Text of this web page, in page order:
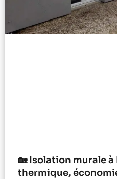
🏡 Isolation murale
thermique,